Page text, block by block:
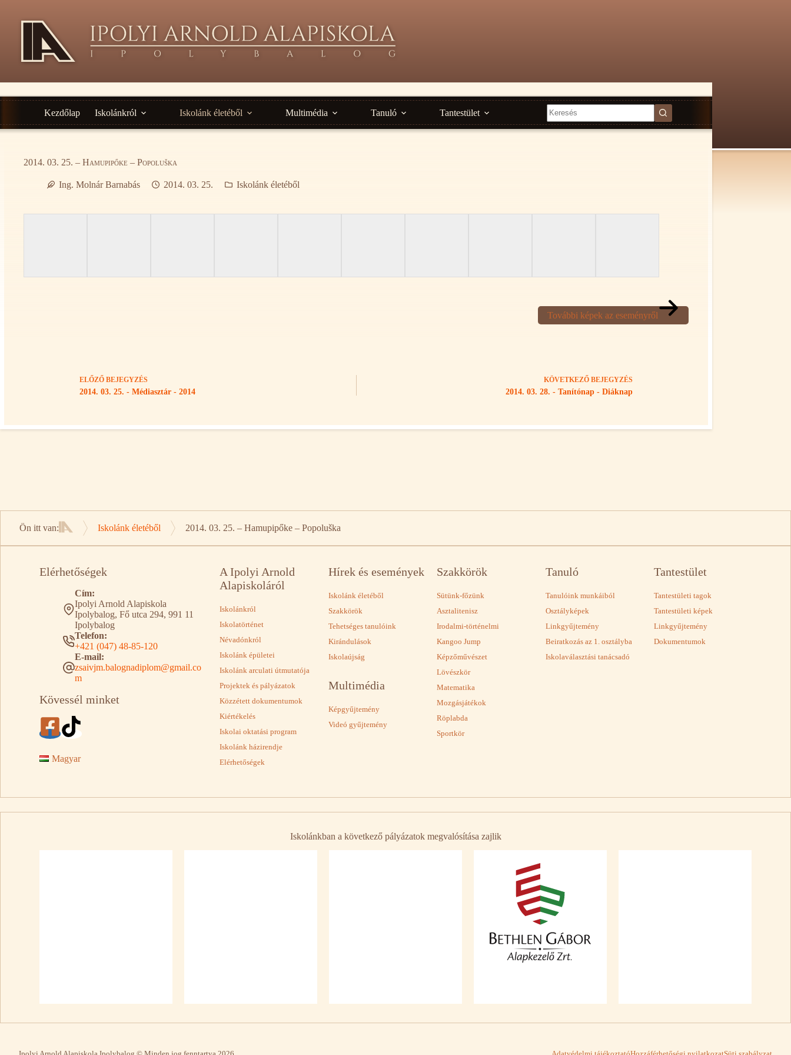
tartalomra
Kezdőlap Iskolánkról Iskolánk életéből Multimédia Tanuló Tantestület
Nincs
találat
2014. 03. 25. – Hamupipőke – Popoluška
Ing. Molnár Barnabás 2014. 03. 25. Iskolánk életéből
További képek az eseményről
ELŐZŐ BEJEGYZÉS
2014. 03. 25. - Médiasztár - 2014
KÖVETKEZŐ BEJEGYZÉS
2014. 03. 28. - Tanítónap - Diáknap
Ön itt van:
Iskolánk életéből 2014. 03. 25. – Hamupipőke – Popoluška
Elérhetőségek
Cím:
Ipolyi Arnold Alapiskola
Ipolybalog, Fő utca 294, 991 11
Ipolybalog
Telefon:
+421 (047) 48-85-120
E-mail:
zsaivjm.balognadiplom@gmail.co
m
Kövessél minket
Magyar
A Ipolyi Arnold
Alapiskoláról
Iskolánkról
Iskolatörténet
Névadónkról
Iskolánk épületei
Iskolánk arculati útmutatója
Projektek és pályázatok
Közzétett dokumentumok
Kiértékelés
Iskolai oktatási program
Iskolánk házirendje
Elérhetőségek
Hírek és események
Iskolánk életéből
Szakkörök
Tehetséges tanulóink
Kirándulások
Iskolaújság
Multimédia
Képgyűjtemény
Videó gyűjtemény
Szakkörök
Sütünk-főzünk
Asztalitenisz
Irodalmi-történelmi
Kangoo Jump
Képzőművészet
Lövészkör
Matematika
Mozgásjátékok
Röplabda
Sportkör
Tanuló
Tanulóink munkáiból
Osztályképek
Linkgyűjtemény
Beiratkozás az 1. osztályba
Iskolaválasztási tanácsadó
Tantestület
Tantestületi tagok
Tantestületi képek
Linkgyűjtemény
Dokumentumok
Iskolánkban a következő pályázatok megvalósítása zajlik
Ipolyi Arnold Alapiskola Ipolybalog © Minden jog fenntartva 2026